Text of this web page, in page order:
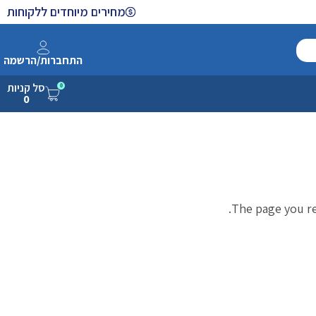
מחירים מיוחדים ללקוחות
התחברות/הרשמה
סל קניות
0
0
The page you